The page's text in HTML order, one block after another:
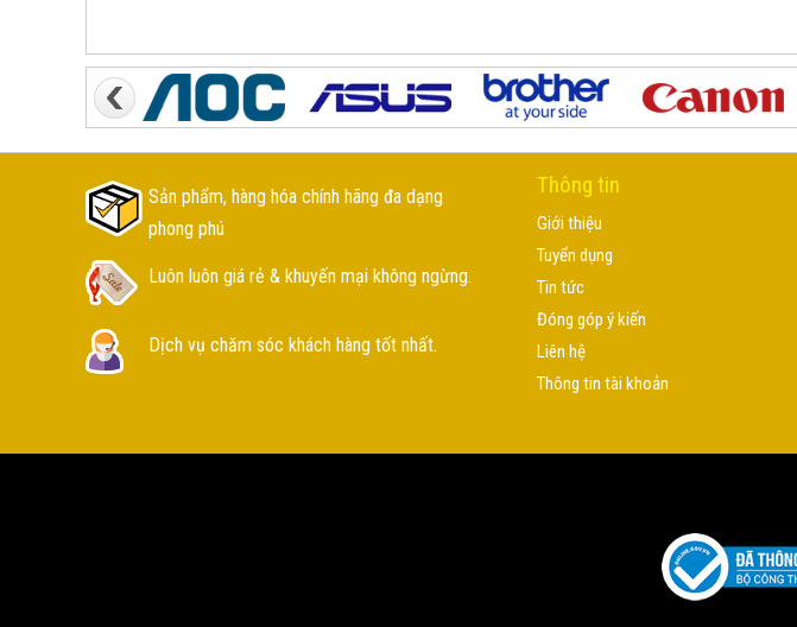
Sản phẩm, hàng hóa chính hãng đa dạng
phong phú
Luôn luôn giá rẻ & khuyến mại không ngừng.
Dịch vụ chăm sóc khách hàng tốt nhất.
Thông tin
Giới thiệu
Tuyển dụng
Tin tức
Đóng góp ý kiến
Liên hệ
Thông tin tài khoản